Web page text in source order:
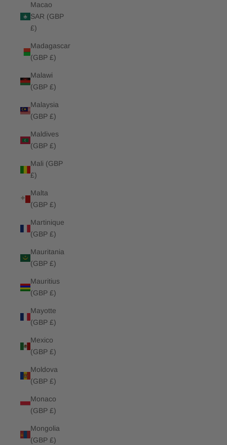
Macao
SAR (GBP
£)
Madagascar
(GBP £)
Malawi
(GBP £)
Malaysia
(GBP £)
Maldives
(GBP £)
Mali (GBP
£)
Malta
(GBP £)
Martinique
(GBP £)
Mauritania
(GBP £)
Mauritius
(GBP £)
Mayotte
(GBP £)
Mexico
(GBP £)
Moldova
(GBP £)
Monaco
(GBP £)
Mongolia
(GBP £)